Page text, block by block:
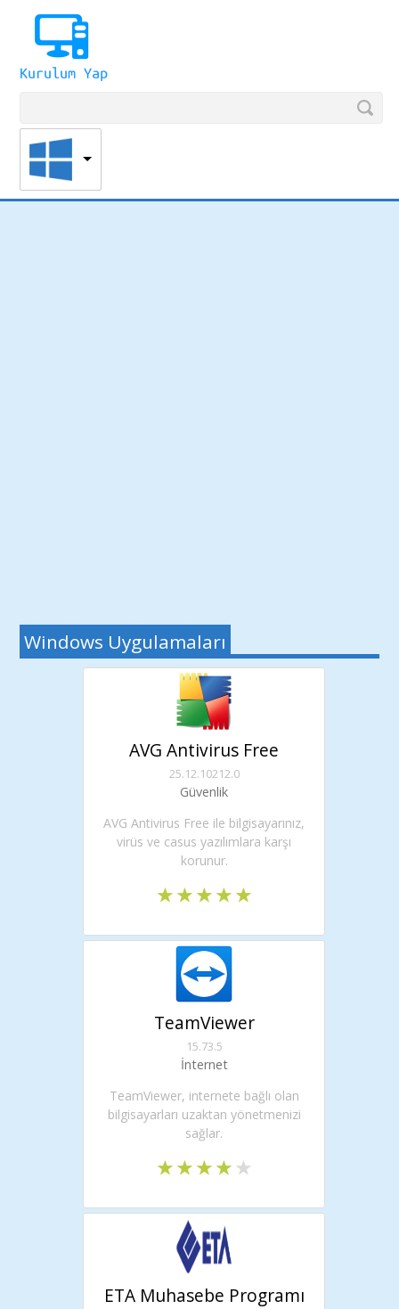
Windows Uygulamaları
AVG Antivirus Free
25.12.10212.0
Güvenlik
AVG Antivirus Free ile bilgisayarınız,
virüs ve casus yazılımlara karşı
korunur.
TeamViewer
15.73.5
İnternet
TeamViewer, internete bağlı olan
bilgisayarları uzaktan yönetmenizi
sağlar.
ETA Muhasebe Programı